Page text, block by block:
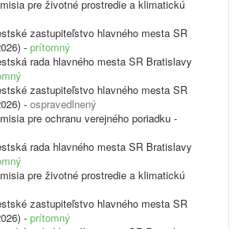
pre životné prostredie a klimatickú
zastupiteľstvo hlavného mesta SR
- prítomný
rada hlavného mesta SR Bratislavy
zastupiteľstvo hlavného mesta SR
- ospravedlnený
pre ochranu verejného poriadku -
rada hlavného mesta SR Bratislavy
pre životné prostredie a klimatickú
zastupiteľstvo hlavného mesta SR
- prítomný